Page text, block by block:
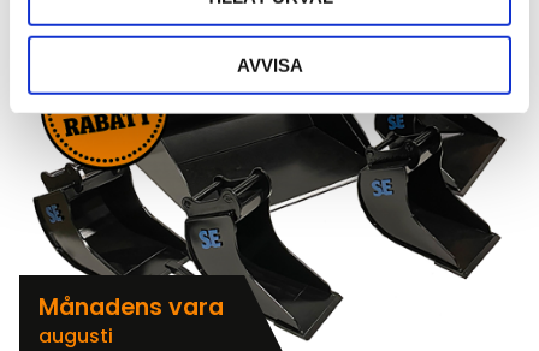
AVVISA
Månadens vara
augusti